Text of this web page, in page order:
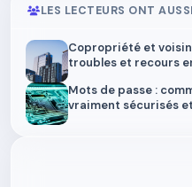
LES LECTEURS ONT
Copropriété et
troubles et recours
Mots de passe :
vraiment sécurisés